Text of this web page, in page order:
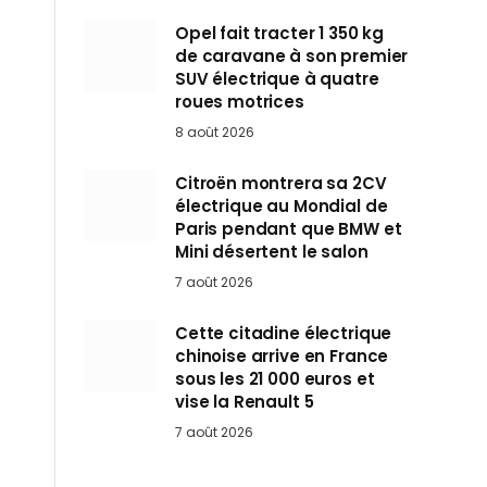
Opel fait tracter 1 350 kg
de caravane à son premier
SUV électrique à quatre
roues motrices
8 août 2026
Citroën montrera sa 2CV
électrique au Mondial de
Paris pendant que BMW et
Mini désertent le salon
7 août 2026
Cette citadine électrique
chinoise arrive en France
sous les 21 000 euros et
vise la Renault 5
7 août 2026